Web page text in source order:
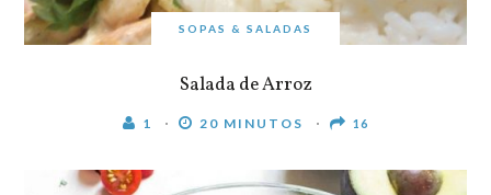
SOPAS & SALADAS
Salada de Arroz
1 20 MINUTOS 16